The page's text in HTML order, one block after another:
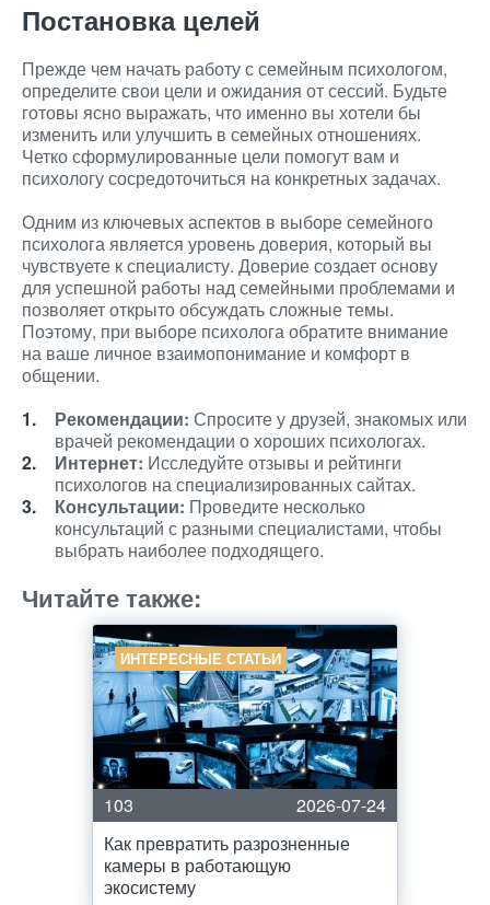
Постановка целей
Прежде чем начать работу с семейным психологом,
определите свои цели и ожидания от сессий. Будьте
готовы ясно выражать, что именно вы хотели бы
изменить или улучшить в семейных отношениях.
Четко сформулированные цели помогут вам и
психологу сосредоточиться на конкретных задачах.
Одним из ключевых аспектов в выборе семейного
психолога является уровень доверия, который вы
чувствуете к специалисту. Доверие создает основу
для успешной работы над семейными проблемами и
позволяет открыто обсуждать сложные темы.
Поэтому, при выборе психолога обратите внимание
на ваше личное взаимопонимание и комфорт в
общении.
Рекомендации: Спросите у друзей, знакомых или
врачей рекомендации о хороших психологах.
Интернет: Исследуйте отзывы и рейтинги
психологов на специализированных сайтах.
Консультации: Проведите несколько
консультаций с разными специалистами, чтобы
выбрать наиболее подходящего.
Читайте также:
ИНТЕРЕСНЫЕ СТАТЬИ
103
2026-07-24
Как превратить разрозненные
камеры в работающую
экосистему